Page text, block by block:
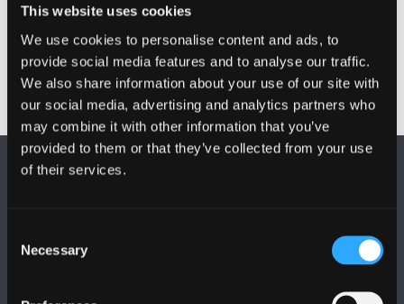
This website uses cookies
We use cookies to personalise content and ads, to
provide social media features and to analyse our traffic.
We also share information about your use of our site with
our social media, advertising and analytics partners who
may combine it with other information that you’ve
provided to them or that they’ve collected from your use
of their services.
Selection
Necessary